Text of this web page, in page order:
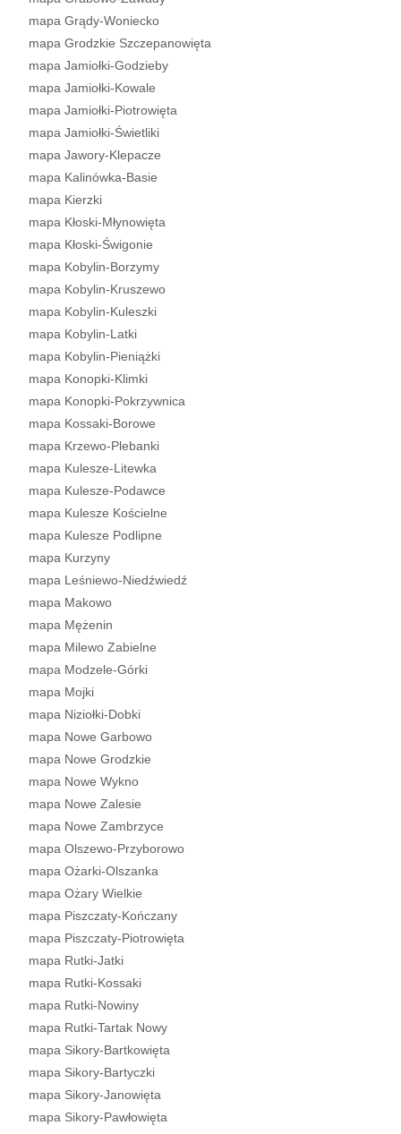
mapa Grądy-Woniecko
mapa Grodzkie Szczepanowięta
mapa Jamiołki-Godzieby
mapa Jamiołki-Kowale
mapa Jamiołki-Piotrowięta
mapa Jamiołki-Świetliki
mapa Jawory-Klepacze
mapa Kalinówka-Basie
mapa Kierzki
mapa Kłoski-Młynowięta
mapa Kłoski-Świgonie
mapa Kobylin-Borzymy
mapa Kobylin-Kruszewo
mapa Kobylin-Kuleszki
mapa Kobylin-Latki
mapa Kobylin-Pieniążki
mapa Konopki-Klimki
mapa Konopki-Pokrzywnica
mapa Kossaki-Borowe
mapa Krzewo-Plebanki
mapa Kulesze-Litewka
mapa Kulesze-Podawce
mapa Kulesze Kościelne
mapa Kulesze Podlipne
mapa Kurzyny
mapa Leśniewo-Niedźwiedź
mapa Makowo
mapa Mężenin
mapa Milewo Zabielne
mapa Modzele-Górki
mapa Mojki
mapa Niziołki-Dobki
mapa Nowe Garbowo
mapa Nowe Grodzkie
mapa Nowe Wykno
mapa Nowe Zalesie
mapa Nowe Zambrzyce
mapa Olszewo-Przyborowo
mapa Ożarki-Olszanka
mapa Ożary Wielkie
mapa Piszczaty-Kończany
mapa Piszczaty-Piotrowięta
mapa Rutki-Jatki
mapa Rutki-Kossaki
mapa Rutki-Nowiny
mapa Rutki-Tartak Nowy
mapa Sikory-Bartkowięta
mapa Sikory-Bartyczki
mapa Sikory-Janowięta
mapa Sikory-Pawłowięta